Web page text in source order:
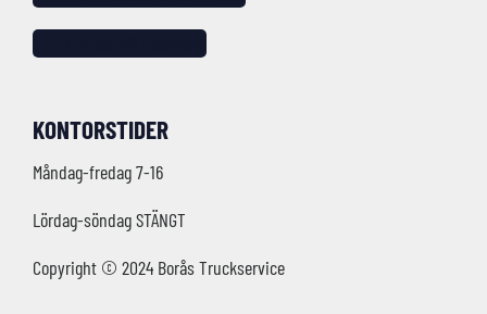
KONTORSTIDER
Måndag-fredag 7-16
Lördag-söndag STÄNGT
Copyright © 2024 Borås Truckservice